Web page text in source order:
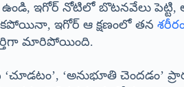
ఇగోర్ నోటిలో బొటనవేలు పెట్టి,
ఇగోర్ ఆ క్షణంలో తన
మారిపోయింది.
‘చూడటం’, ‘అనుభూతి